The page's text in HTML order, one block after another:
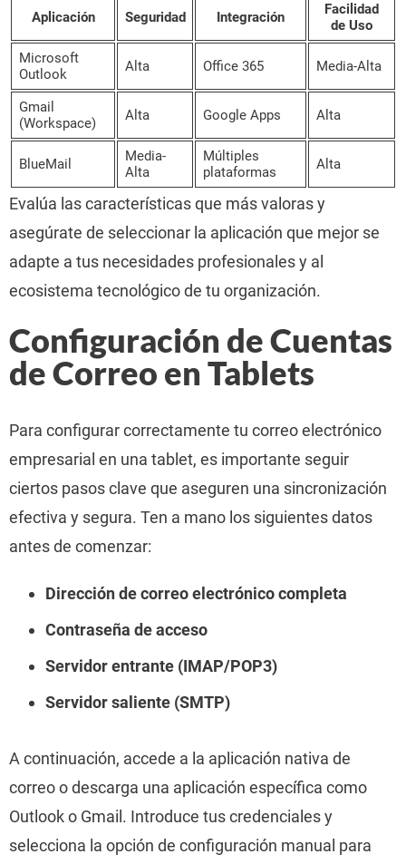
Aplicación Seguridad Integración
Facilidad
de Uso
Microsoft
Outlook
Alta Office 365 Media-Alta
Gmail
(Workspace)
Alta Google Apps Alta
BlueMail
Media-
Alta
Múltiples
plataformas
Alta
Evalúa las características que más valoras y
asegúrate de seleccionar la aplicación que mejor se
adapte a tus necesidades profesionales y al
ecosistema tecnológico de tu organización.
Configuración de Cuentas
de Correo en Tablets
Para configurar correctamente tu correo electrónico
empresarial en una tablet, es importante seguir
ciertos pasos clave que aseguren una sincronización
efectiva y segura. Ten a mano los siguientes datos
antes de comenzar:
Dirección de correo electrónico completa
Contraseña de acceso
Servidor entrante (IMAP/POP3)
Servidor saliente (SMTP)
A continuación, accede a la aplicación nativa de
correo o descarga una aplicación específica como
Outlook o Gmail. Introduce tus credenciales y
selecciona la opción de configuración manual para